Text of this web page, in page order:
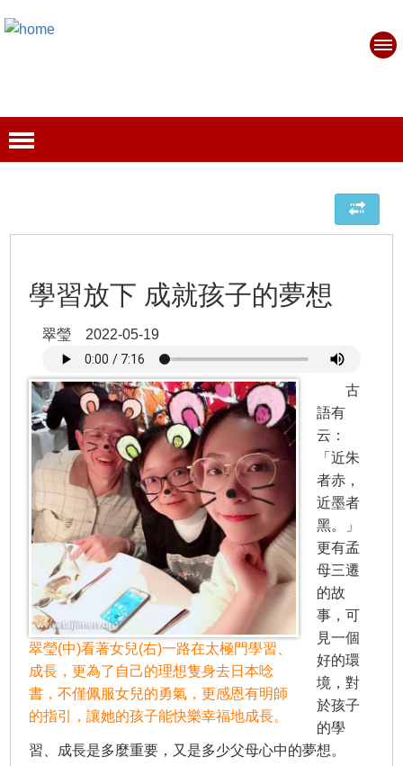
學習放下 成就孩子的夢想
翠瑩 2022-05-19
翠瑩(中)看著女兒(右)一路在太極門學習、
成長，更為了自己的理想隻身去日本唸
書，不僅佩服女兒的勇氣，更感恩有明師
的指引，讓她的孩子能快樂幸福地成長。
古
語有
云：
「近朱
者赤，
近墨者
黑。」
更有孟
母三遷
的故
事，可
見一個
好的環
境，對
於孩子
的學
習、成長是多麼重要，又是多少父母心中的夢想。